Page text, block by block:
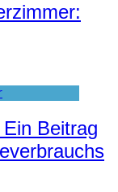
Beitrag